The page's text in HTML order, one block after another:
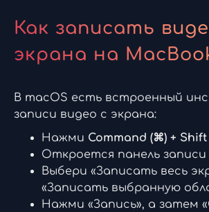
Как записать
экрана на
В macOS есть встроенный
записи видео с экрана:
Нажми Command (⌘) + Shift
Откроется панель записи
Выбери «Записать весь
«Записать выбранную
Нажми «Запись», а затем